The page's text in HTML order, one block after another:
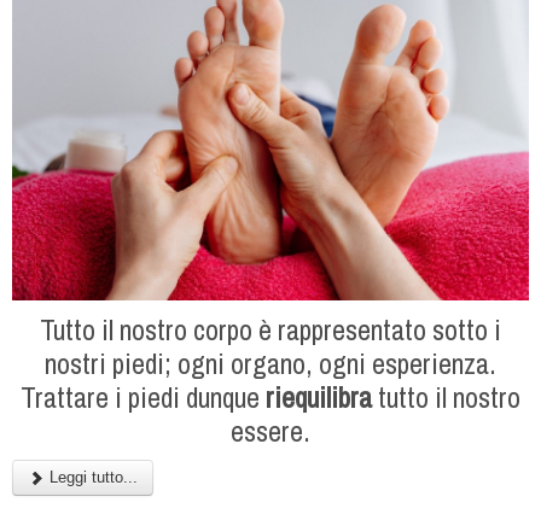
Tutto il nostro corpo è rappresentato sotto i
nostri piedi; ogni organo, ogni esperienza.
Trattare i piedi dunque riequilibratutto il nostro
essere.
Leggi tutto...